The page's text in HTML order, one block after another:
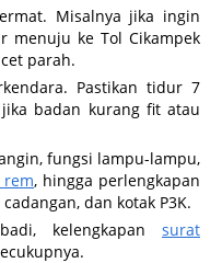
Misalnya jika ingin
menuju ke Tol Cikampek
parah.
Pastikan tidur 7
badan kurang fit atau
fungsi lampu-lampu,
rem, hingga perlengkapan
dan kotak P3K.
kelengkapan surat